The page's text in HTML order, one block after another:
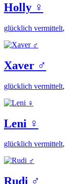
Holly ♀️
glücklich vermittelt,
Xaver ♂️
glücklich vermittelt,
Leni ♀️
glücklich vermittelt,
Rudi ♂️